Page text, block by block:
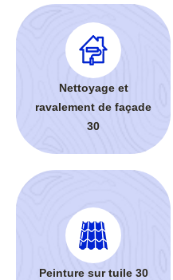
Nettoyage et
ravalement de façade
30
Peinture sur tuile 30